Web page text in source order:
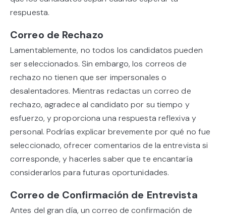
respuesta.
Correo de Rechazo
Lamentablemente, no todos los candidatos pueden
ser seleccionados. Sin embargo, los correos de
rechazo no tienen que ser impersonales o
desalentadores. Mientras redactas un correo de
rechazo, agradece al candidato por su tiempo y
esfuerzo, y proporciona una respuesta reflexiva y
personal. Podrías explicar brevemente por qué no fue
seleccionado, ofrecer comentarios de la entrevista si
corresponde, y hacerles saber que te encantaría
considerarlos para futuras oportunidades.
Correo de Confirmación de Entrevista
Antes del gran día, un correo de confirmación de